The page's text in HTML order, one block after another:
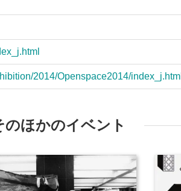
2014/Openspace2014/index_j.html
のほかのイベント